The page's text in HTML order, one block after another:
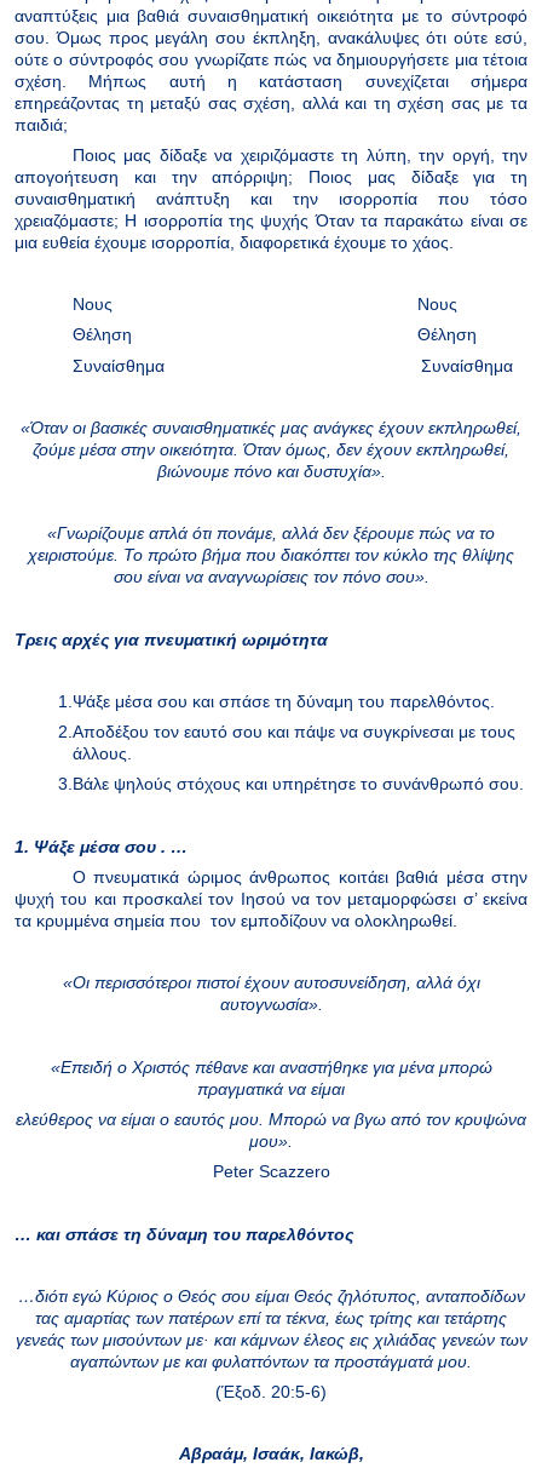
αναπτύξεις μια βαθιά συναισθηματική οικειότητα με το σύντροφό
σου. Όμως προς μεγάλη σου έκπληξη, ανακάλυψες ότι ούτε εσύ,
ούτε ο σύντροφός σου γνωρίζατε πώς να δημιουργήσετε μια τέτοια
σχέση. Μήπως αυτή η κατάσταση συνεχίζεται σήμερα
επηρεάζοντας τη μεταξύ σας σχέση, αλλά και τη σχέση σας με τα
παιδιά;
Ποιος μας δίδαξε να χειριζόμαστε τη λύπη, την οργή, την
απογοήτευση και την απόρριψη; Ποιος μας δίδαξε για τη
συναισθηματική ανάπτυξη και την ισορροπία που τόσο
χρειαζόμαστε; Η ισορροπία της ψυχήςΌταν τα παρακάτω είναι σε
μια ευθεία έχουμε ισορροπία, διαφορετικά έχουμε το χάος.
Νους
Νους
Θέληση
Θέληση
Συναίσθημα
Συναίσθημα
«Όταν οι βασικές συναισθηματικές μας ανάγκες έχουν εκπληρωθεί,
ζούμε μέσα στην οικειότητα. Όταν όμως, δεν έχουν εκπληρωθεί,
βιώνουμε πόνο και δυστυχία».
«Γνωρίζουμε απλά ότι πονάμε, αλλά δεν ξέρουμε πώς να το
χειριστούμε. Το πρώτο βήμα που διακόπτει τον κύκλο της θλίψης
σου είναι να αναγνωρίσεις τον πόνο σου».
Τρεις αρχές για πνευματική ωριμότητα
1. Ψάξε μέσα σου και σπάσε τη δύναμη του παρελθόντος.
2.Αποδέξου τον εαυτό σου και πάψε να συγκρίνεσαι με τους
άλλους.
3.Βάλε ψηλούς στόχους και υπηρέτησε το συνάνθρωπό σου.
1. Ψάξε μέσα σου . …
Ο πνευματικά ώριμος άνθρωπος κοιτάει βαθιά μέσα στην
ψυχή του και προσκαλεί τον Ιησού να τον μεταμορφώσει σ’ εκείνα
τα κρυμμένα σημεία που τον εμποδίζουν να ολοκληρωθεί.
«Οι περισσότεροι πιστοί έχουν αυτοσυνείδηση, αλλά όχι
αυτογνωσία».
«Επειδή ο Χριστός πέθανε και αναστήθηκε για μένα μπορώ
πραγματικά να είμαι
ελεύθερος να είμαι ο εαυτός μου. Μπορώ να βγω από τον κρυψώνα
μου».
Peter Scazzero
… και σπάσε τη δύναμη του παρελθόντος
…διότι εγώ Κύριος ο Θεός σου είμαι Θεός ζηλότυπος, ανταποδίδων
τας αμαρτίας των πατέρων επί τα τέκνα, έως τρίτης και τετάρτης
γενεάς των μισούντων με· και κάμνων έλεος εις χιλιάδας γενεών των
αγαπώντων με και φυλαττόντων τα προστάγματά μου.
(Έξοδ. 20:5-6)
Αβραάμ, Ισαάκ, Ιακώβ,